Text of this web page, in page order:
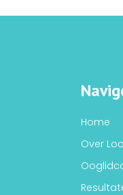
Home
Over